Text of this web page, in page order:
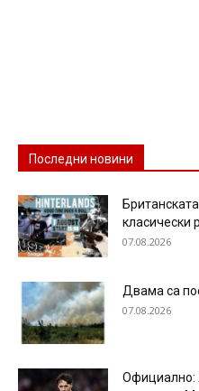
Последни новини
класически
07.08.2026
Двама са
07.08.2026
Официално: